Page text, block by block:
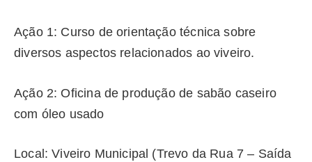
Ação 1: Curso de orientação técnica sobre
diversos aspectos relacionados ao viveiro.
Ação 2: Oficina de produção de sabão caseiro
com óleo usado
Local: Viveiro Municipal (Trevo da Rua 7 – Saída